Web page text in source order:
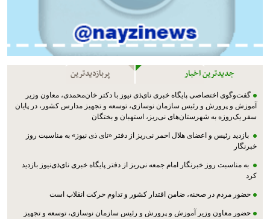
جدیدترین اخبار پربازدیدترین
گفت‌وگوی اختصاصی پایگاه خبری نای‌ذی نیوز با دکتر خان‌محمدی، معاون وزیر
آموزش و پرورش و رئیس سازمان نوسازی، توسعه و تجهیز مدارس کشور، در پایان
سفر یک‌روزه به شهرستان‌های نی‌ریز، استهبان و بختگان
بازدید رئیس و اعضای هلال احمر نی‌ریز از دفتر «نای ذی نیوز» به مناسبت روز
خبرنگار
به مناسبت روز خبرنگار امام جمعه نی‌ریز از دفتر پایگاه خبری نای‌ذی‌نیوز بازدید
کرد
حضور مردم در صحنه، ضامن اقتدار کشور و تداوم حرکت انقلاب است
حضور معاون وزیر آموزش و پرورش و رئیس سازمان نوسازی، توسعه و تجهیز